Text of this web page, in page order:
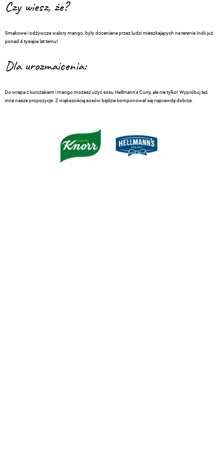
Czy wiesz, że?
Smakowe i odżywcze walory mango, były doceniane przez ludzi mieszkających na terenie Indii już
ponad 4 tysiące lat temu!
Dla urozmaicenia:
Do wrapa z kurczakiem i mango możesz użyć sosu Hellmann‘s Curry, ale nie tylko! Wypróbuj też
inne nasze propozycje. Z większością sosów będzie komponował się naprawdę dobrze.